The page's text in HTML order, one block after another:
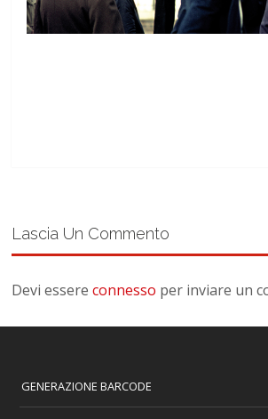
Lascia Un Commento
Devi essereconnesso per inviare un
GENERAZIONE BARCODE